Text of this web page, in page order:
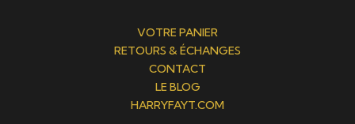
VOTRE PANIER
RETOURS & ÉCHANGES
CONTACT
LE BLOG
HARRYFAYT.COM